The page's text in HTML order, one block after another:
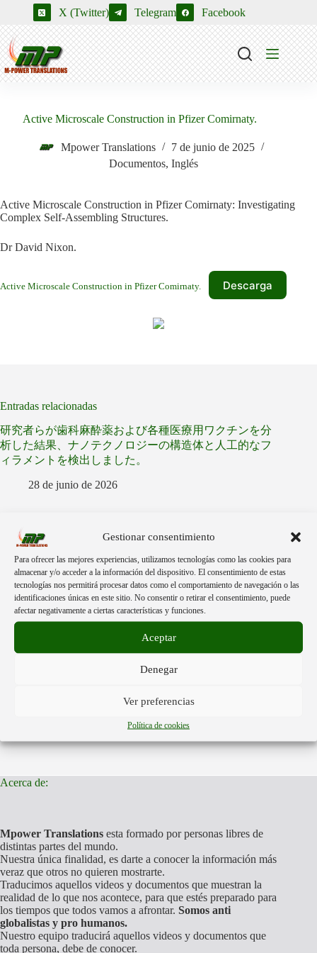
Gestionar consentimiento
Para ofrecer las mejores experiencias, utilizamos tecnologías como las cookies para
almacenar y/o acceder a la información del dispositivo. El consentimiento de estas
tecnologías nos permitirá procesar datos como el comportamiento de navegación o las
identificaciones únicas en este sitio. No consentir o retirar el consentimiento, puede
afectar negativamente a ciertas características y funciones.
Aceptar
Denegar
Ver preferencias
Política de cookies
contenido
X (Twitter) Telegram Facebook
Active Microscale Construction in Pfizer Comirnaty.
Mpower Translations
7 de junio de 2025
Documentos,Inglés
Active Microscale Construction in Pfizer Comirnaty: Investigating
Complex Self-Assembling Structures.
Dr David Nixon.
Active Microscale Construction in Pfizer Comirnaty. Descarga
Entradas relacionadas
研究者らが歯科麻酔薬および各種医療用ワクチンを分
析した結果、ナノテクノロジーの構造体と人工的なフ
ィラメントを検出しました。
28 de junio de 2026
filamenti artificiali dopo aver analizzato anestetici dentali e
diversi vaccini per uso medico.
28 de junio de 2026
Des chercheurs détectent des structures nanotechnologiques et
des filaments artificiels après avoir analysé des anesthésiques
dentaires et divers vaccins à usage médical.
27 de junio de 2026
filamentos artificiales tras analizar anestésicos dentales y
diversas vacunas de uso médico.
Acerca de:
Mpower Translations esta formado por personas libres de
distintas partes del mundo.
Nuestra única finalidad, es darte a conocer la información más
veraz que otros no quieren mostrarte.
Traducimos aquellos videos y documentos que muestran la
realidad de lo que nos acontece, para que estés preparado para
los tiempos que todos vamos a afrontar. Somos anti
globalistas y pro humanos.
Nuestro equipo traducirá aquellos videos y documentos que
toda persona, debe de conocer.